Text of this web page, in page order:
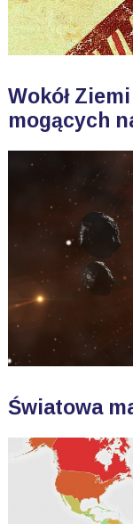
Wokół
mogących
Światowa